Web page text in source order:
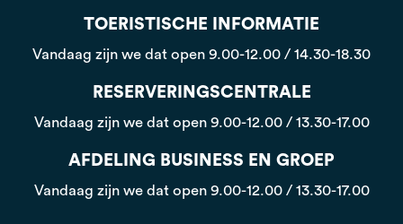
TOERISTISCHE INFORMATIE
Vandaag zijn we dat open 9.00-12.00 / 14.30-18.30
RESERVERINGSCENTRALE
Vandaag zijn we dat open 9.00-12.00 / 13.30-17.00
AFDELING BUSINESS EN GROEP
Vandaag zijn we dat open 9.00-12.00 / 13.30-17.00